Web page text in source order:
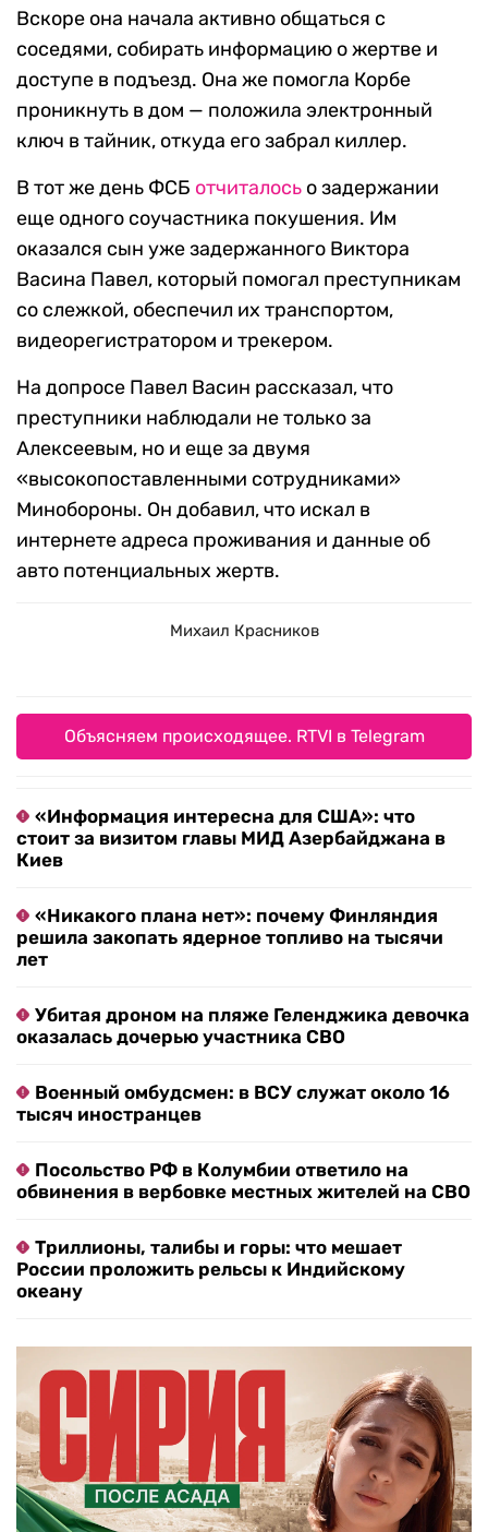
Вскоре она начала активно общаться с
соседями, собирать информацию о жертве и
доступе в подъезд. Она же помогла Корбе
проникнуть в дом — положила электронный
ключ в тайник, откуда его забрал киллер.
В тот же день ФСБ отчиталось о задержании
еще одного соучастника покушения. Им
оказался сын уже задержанного Виктора
Васина Павел, который помогал преступникам
со слежкой, обеспечил их транспортом,
видеорегистратором и трекером.
На допросе Павел Васин рассказал, что
преступники наблюдали не только за
Алексеевым, но и еще за двумя
«высокопоставленными сотрудниками»
Минобороны. Он добавил, что искал в
интернете адреса проживания и данные об
авто потенциальных жертв.
Михаил Красников
Объясняем происходящее. RTVI в Telegram
«Информация интересна для США»: что
стоит за визитом главы МИД Азербайджана в
Киев
«Никакого плана нет»: почему Финляндия
решила закопать ядерное топливо на тысячи
лет
Убитая дроном на пляже Геленджика девочка
оказалась дочерью участника СВО
Военный омбудсмен: в ВСУ служат около 16
тысяч иностранцев
Посольство РФ в Колумбии ответило на
обвинения в вербовке местных жителей на СВО
Триллионы, талибы и горы: что мешает
России проложить рельсы к Индийскому
океану